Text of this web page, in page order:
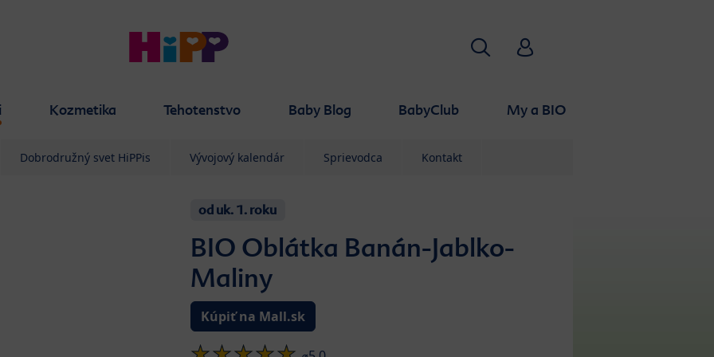
Kozmetika Tehotenstvo Baby Blog BabyClub My a BIO
HľadaťHiPP Babyclub
Dobrodružný svet HiPPis Vývojový kalendár Sprievodca Kontakt
od uk. 1. roku
BIO Oblátka Banán-Jablko-
Maliny
Kúpiť na Mall.sk